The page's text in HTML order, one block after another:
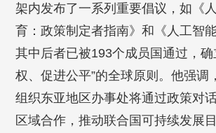
架内发布了一系列重要倡议，如《
育：政策制定者指南》和《人工智
其中后者已被193个成员国通过，确
权、促进公平”的全球原则。他强调
组织东亚地区办事处将通过政策对
区域合作，推动联合国可持续发展